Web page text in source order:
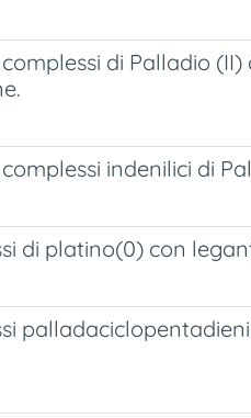
di Palladio
indenilici di
di platino(0) con